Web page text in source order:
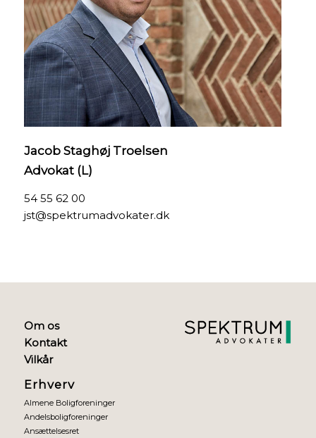
Jacob Staghøj Troelsen
Advokat (L)
54 55 62 00
jst@spektrumadvokater.dk
Om os
Kontakt
Vilkår
Erhverv
Almene Boligforeninger
Andelsboligforeninger
Ansættelsesret